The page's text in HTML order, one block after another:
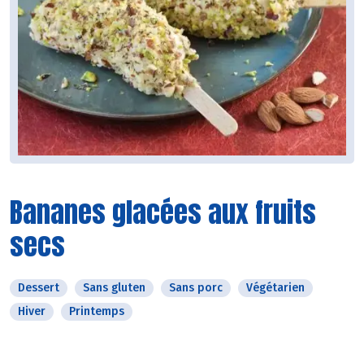
Bananes glacées aux fruits
secs
Dessert Sans gluten Sans porc
Végétarien
Hiver
Printemps